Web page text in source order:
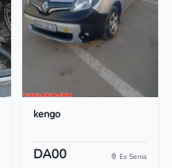
kengo
DA00 Es Senia